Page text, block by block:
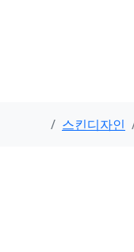
스킨디자인